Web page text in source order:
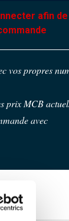
afin de
vos propres
prix MCB
avec